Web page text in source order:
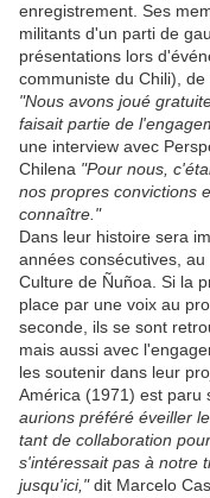
enregistrement. Ses
militants d'un parti de
présentations lors
communiste du Chili),
"Nous avons joué
faisait partie de
une interview avec
Chilena "Pour nous,
nos propres convictions
connaître."
Dans leur histoire sera
années consécutives,
Culture de Ñuñoa. Si la
place par une voix au
seconde, ils se sont
mais aussi avec
les soutenir dans leur
América (1971) est paru
aurions préféré éveiller
tant de collaboration
s'intéressait pas à notre
jusqu'ici,"dit Marcelo